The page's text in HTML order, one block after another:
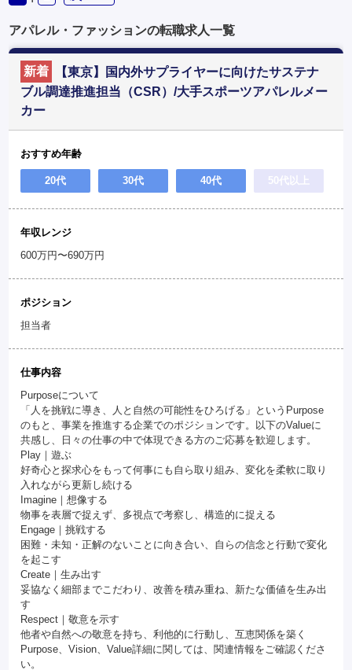
アパレル・ファッションの転職求人一覧
新着
【東京】国内外サプライヤーに向けたサステナ
ブル調達推進担当（CSR）/大手スポーツアパレルメー
カー
おすすめ年齢
20代 30代 40代 50代以上
年収レンジ
600万円〜690万円
ポジション
担当者
仕事内容
Purposeについて
「人を挑戦に導き、人と自然の可能性をひろげる」というPurpose
のもと、事業を推進する企業でのポジションです。以下のValueに
共感し、日々の仕事の中で体現できる方のご応募を歓迎します。
Play｜遊ぶ
好奇心と探求心をもって何事にも自ら取り組み、変化を柔軟に取り
入れながら更新し続ける
Imagine｜想像する
物事を表層で捉えず、多視点で考察し、構造的に捉える
Engage｜挑戦する
困難・未知・正解のないことに向き合い、自らの信念と行動で変化
を起こす
Create｜生み出す
妥協なく細部までこだわり、改善を積み重ね、新たな価値を生み出
す
Respect｜敬意を示す
他者や自然への敬意を持ち、利他的に行動し、互恵関係を築く
Purpose、Vision、Value詳細に関しては、関連情報をご確認くださ
い。